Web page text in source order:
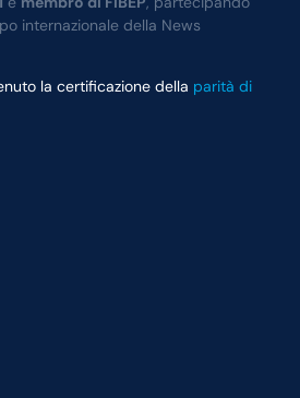
internazionale della News
la certificazione della parità di